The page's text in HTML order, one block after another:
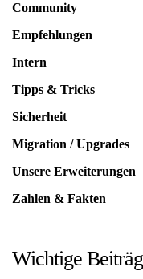
Community
Empfehlungen
Intern
Tipps & Tricks
Sicherheit
Migration / Upgrades
Unsere Erweiterungen
Zahlen & Fakten
Wichtige